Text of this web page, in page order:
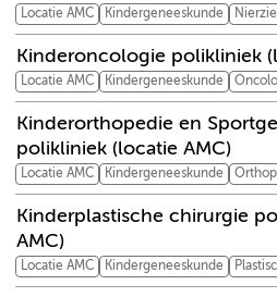
Locatie AMC Kindergeneeskunde
Kinderoncologie polikliniek
Locatie AMC Kindergeneeskunde
Kinderorthopedie en
polikliniek (locatie AMC)
Locatie AMC Kindergeneeskunde
Kinderplastische chirurgie
AMC)
Locatie AMC Kindergeneeskunde